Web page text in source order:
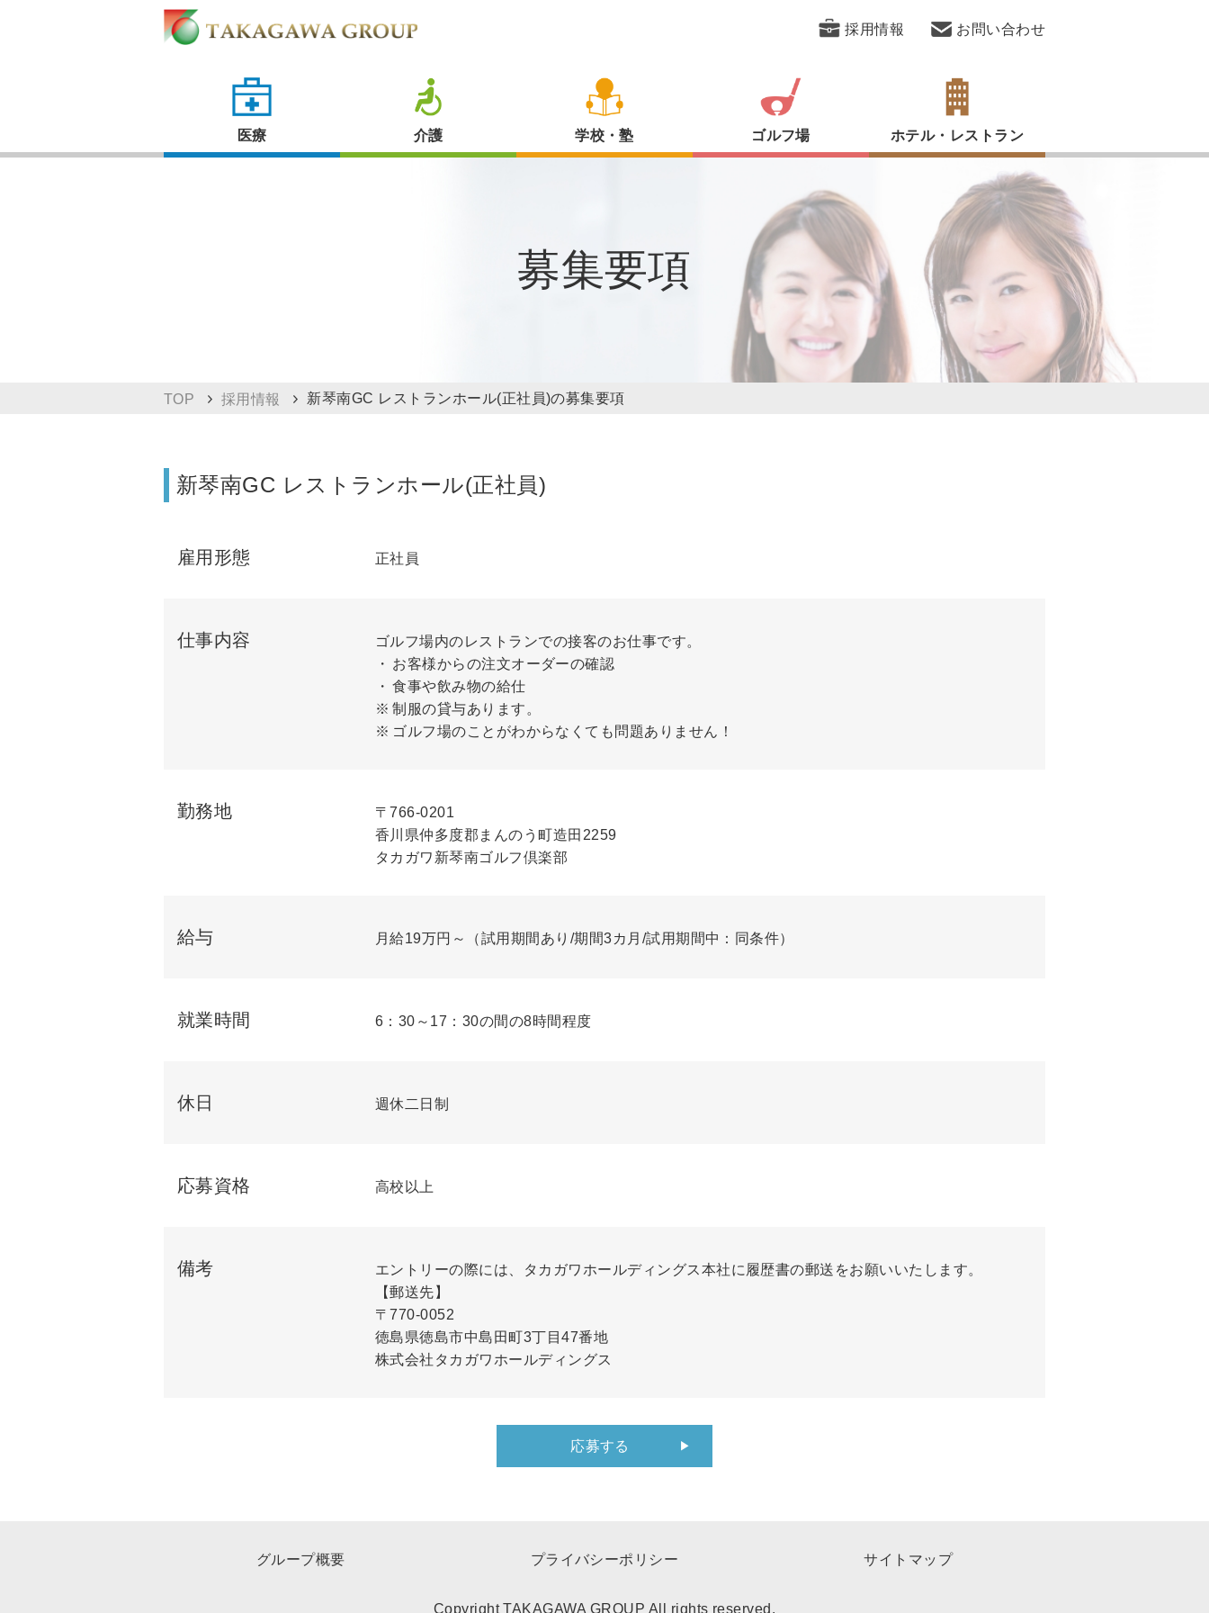
医療 介護 学校・塾 ゴルフ場 ホテル・レストラン
採用情報 お問い合わせ
募集要項
TOP 採用情報 新琴南GC レストランホール(正社員)の募集要項
新琴南GC レストランホール(正社員)
雇用形態 正社員
仕事内容
ゴルフ場内のレストランでの接客のお仕事です。
お客様からの注文オーダーの確認
食事や飲み物の給仕
制服の貸与あります。
ゴルフ場のことがわからなくても問題ありません！
勤務地
〒766-0201
香川県仲多度郡まんのう町造田2259
タカガワ新琴南ゴルフ倶楽部
給与 月給19万円～（試用期間あり/期間3カ月/試用期間中：同条件）
就業時間 6：30～17：30の間の8時間程度
休日 週休二日制
応募資格 高校以上
備考
エントリーの際には、タカガワホールディングス本社に履歴書の郵送をお願いいたします。
【郵送先】
〒770-0052
徳島県徳島市中島田町3丁目47番地
株式会社タカガワホールディングス
応募する
グループ概要 プライバシーポリシー サイトマップ
Copyright TAKAGAWA GROUP All rights reserved.